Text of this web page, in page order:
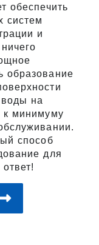
обеспечить
систем
и
образование
на
к минимуму
способ
для
ответ!